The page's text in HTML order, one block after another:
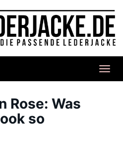
Rose: Was
so